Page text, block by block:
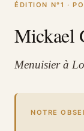
ÉDITION N°1 ·
Mickael
Menuisier à
NOTRE